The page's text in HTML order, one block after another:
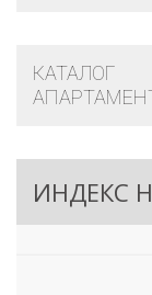
КАТАЛОГ
ИНДЕКС